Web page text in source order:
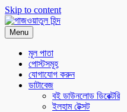
Skip to content
Menu
মূল পাতা
পোস্টসমূহ
যোগাযোগ করুন
ডাটাবেজ
বই ডাউনলোড ডিরেক্টরি
ইলহাম টেক্সট